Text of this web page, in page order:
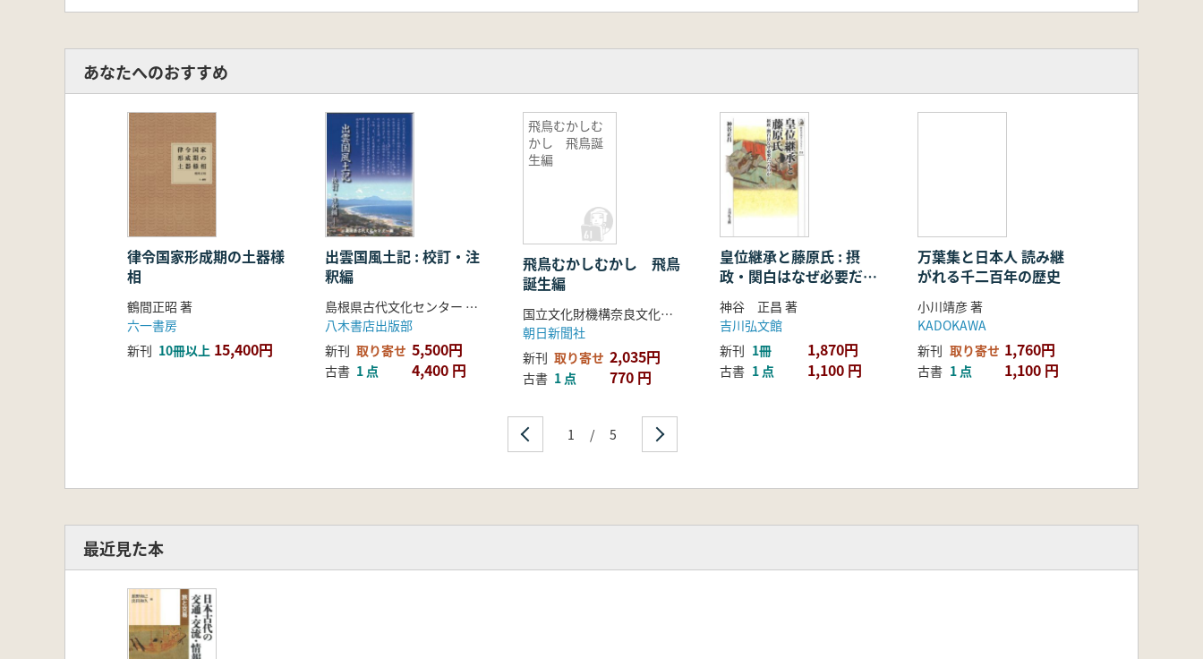
あなたへのおすすめ
律令国家形成期の土器様
相
鶴間正昭 著
六一書房
新刊 10冊以上 15,400円
出雲国風土記 : 校訂・注
釈編
島根県古代文化センター 編集
八木書店出版部
新刊 取り寄せ 5,500円
古書 1 点 4,400 円
飛鳥むかしむ
かし 飛鳥誕
生編
飛鳥むかしむかし 飛鳥
誕生編
国立文化財機構奈良文化財研究所
朝日新聞社
新刊 取り寄せ 2,035円
古書 1 点 770 円
皇位継承と藤原氏 : 摂
政・関白はなぜ必要だっ
たのか
神谷 正昌 著
吉川弘文館
新刊 1冊 1,870円
古書 1 点 1,100 円
万葉集と日本人 読み継
がれる千二百年の歴史
小川靖彦 著
KADOKAWA
新刊 取り寄せ 1,760円
古書 1 点 1,100 円
1 / 5
最近見た本